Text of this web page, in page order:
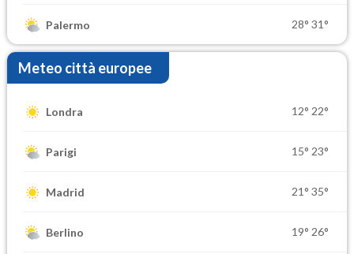
Palermo 28° 31°
Meteo città europee
Londra 12° 22°
Parigi 15° 23°
Madrid 21° 35°
Berlino 19° 26°